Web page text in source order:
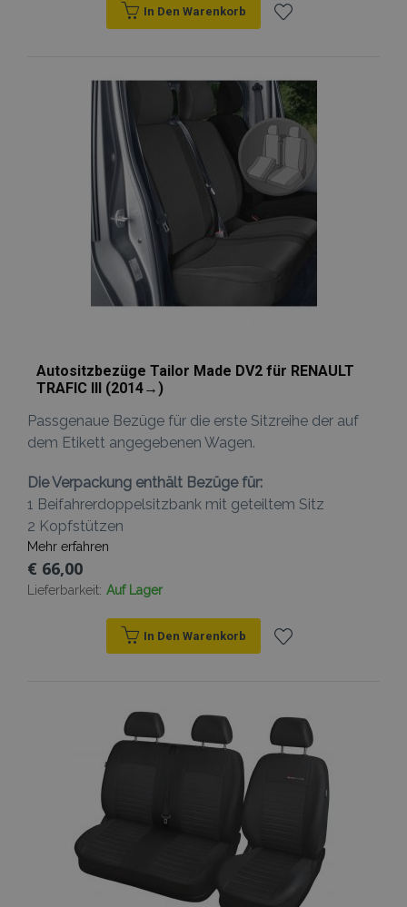
In Den Warenkorb
Wunschliste
hinzufügen
Autositzbezüge Tailor Made DV2 für RENAULT
TRAFIC III (2014→)
Passgenaue Bezüge für die erste Sitzreihe der auf
dem Etikett angegebenen Wagen.
Die Verpackung enthält Bezüge für:
1 Beifahrerdoppelsitzbank mit geteiltem Sitz
2 Kopfstützen
Mehr erfahren
€ 66,00
Lieferbarkeit: Auf Lager
In Den Warenkorb
hinzufügen